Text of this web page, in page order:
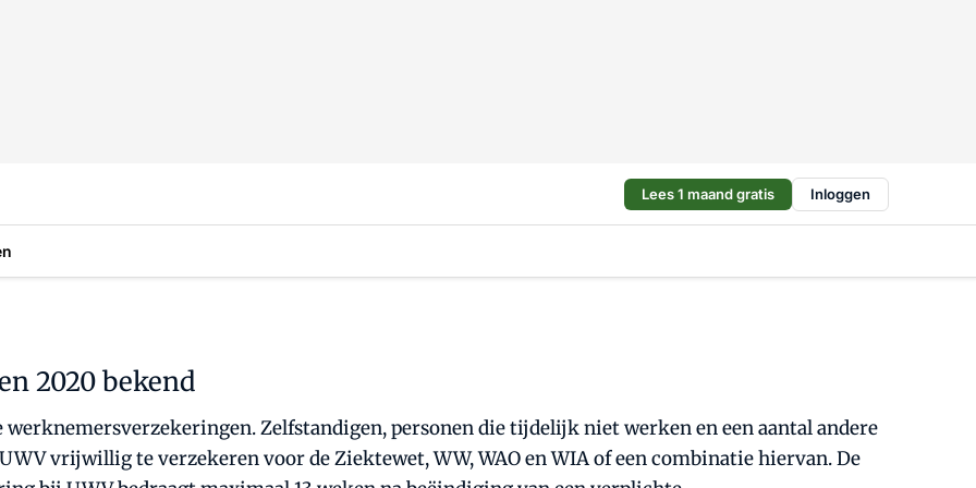
Lees 1 maand gratis Inloggen
2020 bekend
Zelfstandigen, personen die tijdelijk niet werken en een aantal andere
vrijwillig te verzekeren voor de Ziektewet, WW, WAO en WIA of een combinatie hiervan. De